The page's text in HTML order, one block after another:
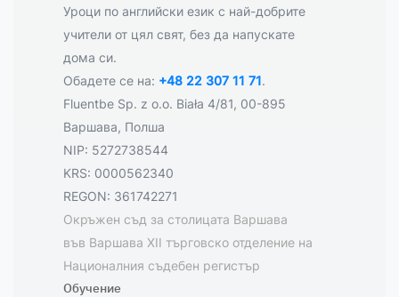
Уроци по английски език с най-добрите
учители от цял свят, без да напускате
дома си.
Обадете се на: +48 22 307 11 71.
Fluentbe Sp. z o.o. Biała 4/81, 00-895
Варшава, Полша
NIP: 5272738544
KRS: 0000562340
REGON: 361742271
Окръжен съд за столицата Варшава
във Варшава XII търговско отделение на
Националния съдебен регистър
Обучение